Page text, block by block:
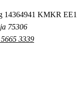
14364941 KMKR
75306
3339